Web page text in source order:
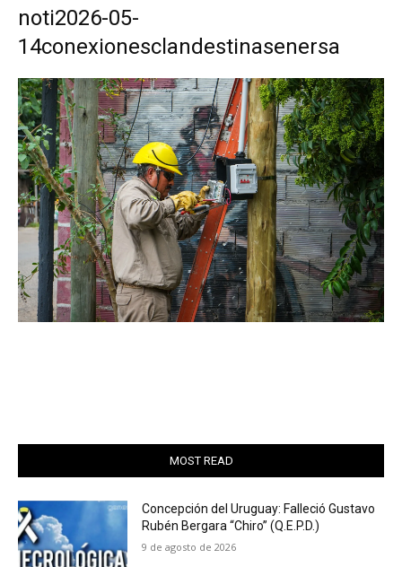
noti2026-05-
14conexionesclandestinasenersa
MOST READ
Concepción del Uruguay: Falleció Gustavo
Rubén Bergara “Chiro” (Q.E.P.D.)
9 de agosto de 2026